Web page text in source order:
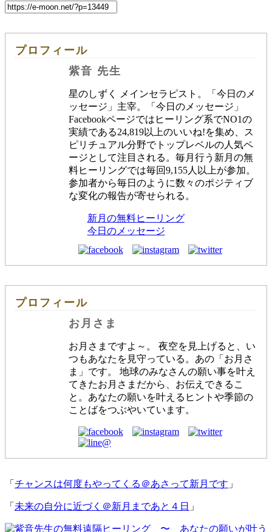
プロフィール
紫音 先生
星のしずく メインセラピスト。「今日のメ
ッセージ」主宰。「今日のメッセージ」
Facebookページではヒーリング系でNO1の
実績である24,819以上のいいね!を集め、ス
ピリチュアル分野でトップレベルの人気ペ
ージとして注目される。毎月行う新月の無
料ヒーリングでは毎回9,155人以上が参加。
参加者から毎日のように数々のポジティブ
な変化の報告が寄せられる。
新月の無料ヒーリング
今日のメッセージ
プロフィール
お月さま
お月さまですよ～。 夜空を見上げると、い
つもあなたを見守っている。あの「お月さ
ま」です。 地球のみなさんの願い事を叶え
てきたお月さまだから、お伝えできるこ
と。あなたの願いを叶えるヒントや季節の
ことばをつぶやいています。
「 チャンスは何度もやってくる＠あさって新月です 」
「 未来の自分に近づく＠新月まであと４日 」